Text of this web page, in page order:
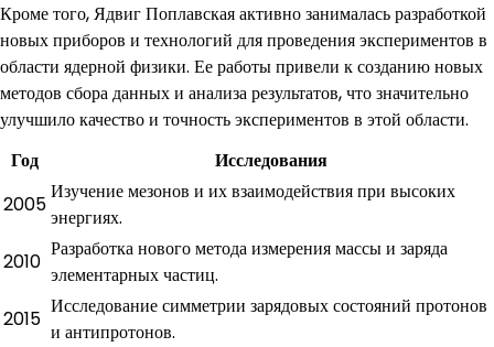
Кроме того, Ядвиг Поплавская активно занималась разработкой
новых приборов и технологий для проведения экспериментов в
области ядерной физики. Ее работы привели к созданию новых
методов сбора данных и анализа результатов, что значительно
улучшило качество и точность экспериментов в этой области.
Год
Исследования
2005
Изучение мезонов и их взаимодействия при высоких
энергиях.
2010
Разработка нового метода измерения массы и заряда
элементарных частиц.
2015
Исследование симметрии зарядовых состояний протонов
и антипротонов.